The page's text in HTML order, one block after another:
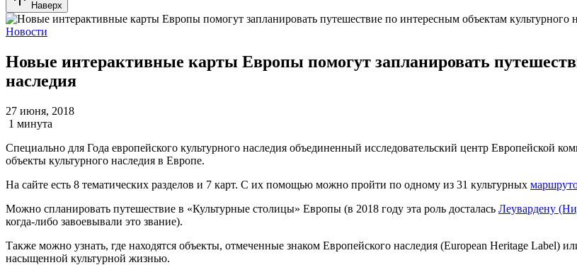
Наверх
Новости
Новые интерактивные карты Европы помогут запланировать
наследия
27 июня, 2018
1 минута
Специально для Года европейского культурного наследия объединенный исследовательский центр Европейской
объекты культурного наследия в Европе.
На сайте есть 8 тематических разделов и 7 карт. С их помощью можно пройти по одному из 31 культурных
Можно спланировать путешествие в «Культурные столицы» Европы (в 2018 году эта роль досталась Леувардену
когда-либо завоевывали это звание).
Также можно узнать, где находятся объекты, отмеченные знаком Европейского наследия (European Heritage
насыщенной культурной жизнью.